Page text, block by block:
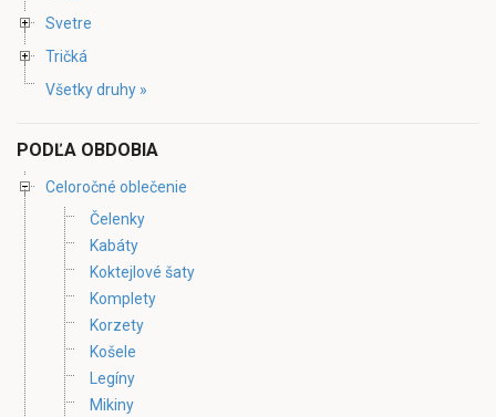
Svetre
Tričká
Všetky druhy »
PODĽA OBDOBIA
Celoročné oblečenie
Čelenky
Kabáty
Koktejlové šaty
Komplety
Korzety
Košele
Legíny
Mikiny